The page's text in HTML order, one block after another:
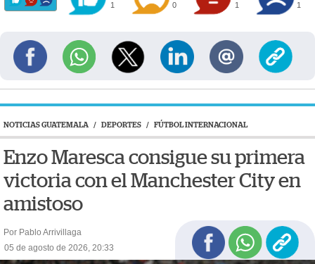
1 0 1 1
NOTICIAS GUATEMALA / DEPORTES / FÚTBOL INTERNACIONAL
Enzo Maresca consigue su primera
victoria con el Manchester City en
amistoso
Por Pablo Arrivillaga
05 de agosto de 2026, 20:33